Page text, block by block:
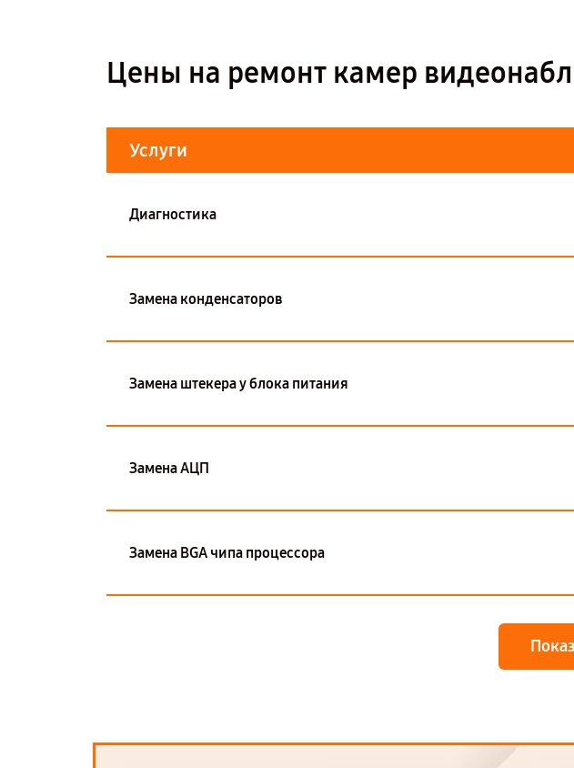
Цены на ремонт камер
Услуги
Диагностика
Замена конденсаторов
Замена штекера у блока питания
Замена АЦП
Замена BGA чипа процессора